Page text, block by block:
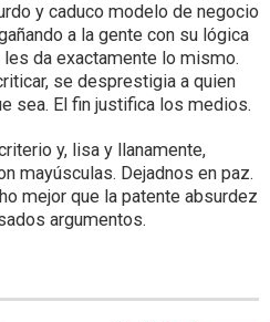
y caduco modelo de negocio
a la gente con su lógica
da exactamente lo mismo.
se desprestigia a quien
sea. El fin justifica los medios.
y, lisa y llanamente,
mayúsculas. Dejadnos en paz.
mejor que la patente absurdez
argumentos.